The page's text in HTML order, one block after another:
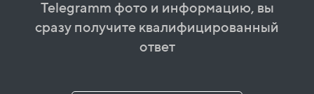
Telegramm фото и информацию, вы
сразу получите квалифицированный
ответ